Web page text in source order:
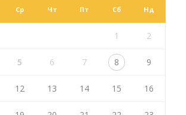
Ср Чт Пт Сб Нд
1 2
5 6 7 8 9
12 13 14 15 16